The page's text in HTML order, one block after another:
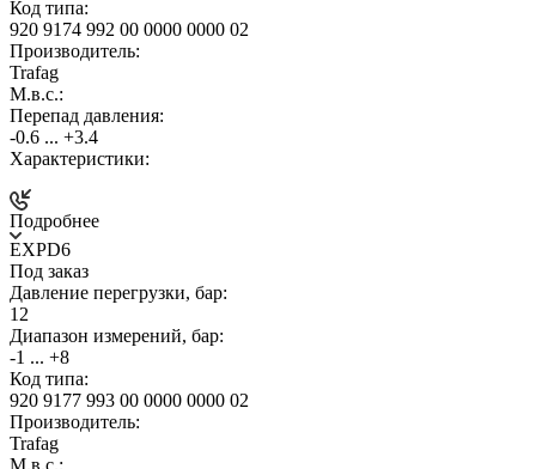
Код типа:
920 9174 992 00 0000 0000 02
Производитель:
Trafag
М.в.с.:
Перепад давления:
-0.6 ... +3.4
Характеристики:
Подробнее
EXPD6
Под заказ
Давление перегрузки, бар:
12
Диапазон измерений, бар:
-1 ... +8
Код типа:
920 9177 993 00 0000 0000 02
Производитель:
Trafag
М.в.с.: